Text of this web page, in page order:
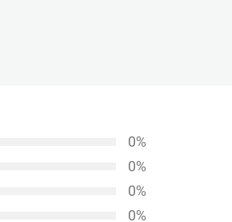
0%
0%
0%
0%